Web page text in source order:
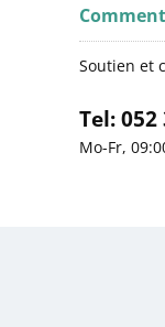
Soutien et
Tel: 052
Mo-Fr,